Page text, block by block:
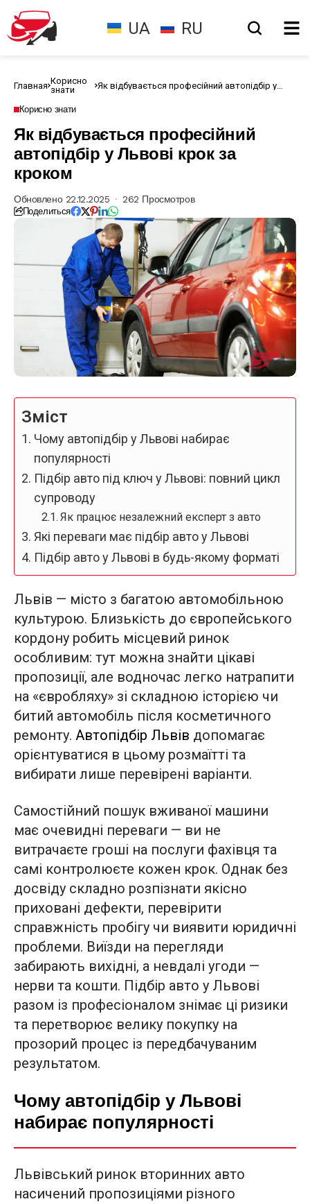
UA RU
Главная Корисно
знати
Як відбувається професійний автопідбір у
Корисно знати
Як відбувається професійний
автопідбір у Львові крок за
кроком
Обновлено 22.12.2025 262 Просмотров
Поделиться
Зміст
Чому автопідбір у Львові набирає
популярності
Підбір авто під ключ у Львові: повний цикл
супроводу
Як працює незалежний експерт з авто
Які переваги має підбір авто у Львові
Підбір авто у Львові в будь-якому форматі
Львів — місто з багатою автомобільною
культурою. Близькість до європейського
кордону робить місцевий ринок
особливим: тут можна знайти цікаві
пропозиції, але водночас легко натрапити
на «євробляху» зі складною історією чи
битий автомобіль після косметичного
ремонту. Автопідбір Львів допомагає
орієнтуватися в цьому розмаїтті та
вибирати лише перевірені варіанти.
Самостійний пошук вживаної машини
має очевидні переваги — ви не
витрачаєте гроші на послуги фахівця та
самі контролюєте кожен крок. Однак без
досвіду складно розпізнати якісно
приховані дефекти, перевірити
справжність пробігу чи виявити юридичні
проблеми. Виїзди на перегляди
забирають вихідні, а невдалі угоди —
нерви та кошти. Підбір авто у Львові
разом із професіоналом знімає ці ризики
та перетворює велику покупку на
прозорий процес із передбачуваним
результатом.
Чому автопідбір у Львові
набирає популярності
Львівський ринок вторинних авто
насичений пропозиціями різного